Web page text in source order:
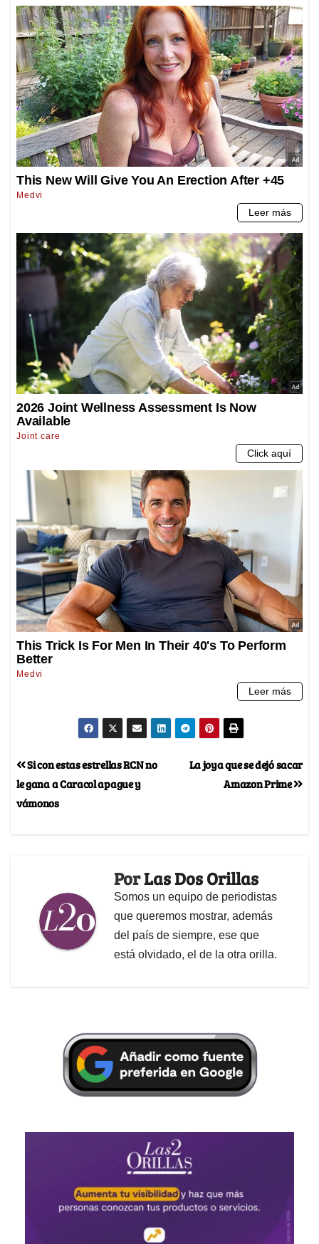
La joya que se dejó sacar
Amazon Prime
Si con estas estrellas RCN no
le gana a Caracol apague y
vámonos
PorLas Dos Orillas
Somos un equipo de periodistas
que queremos mostrar, además
del país de siempre, ese que
está olvidado, el de la otra orilla.